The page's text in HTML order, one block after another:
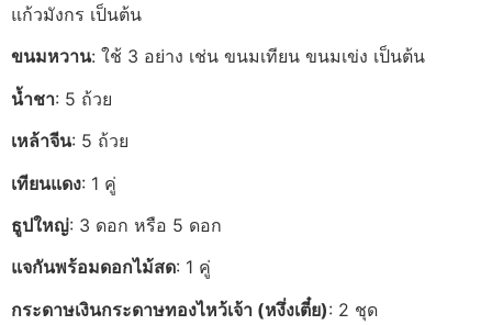
แก้วมังกร เป็นต้น
ขนมหวาน: ใช้ 3 อย่าง เช่น ขนมเทียน ขนมเข่ง เป็นต้น
น้ำชา: 5 ถ้วย
เหล้าจีน: 5 ถ้วย
เทียนแดง: 1 คู่
ธูปใหญ่: 3 ดอก หรือ 5 ดอก
แจกันพร้อมดอกไม้สด: 1 คู่
กระดาษเงินกระดาษทองไหว้เจ้า (หงึ่งเตี๋ย): 2 ชุด